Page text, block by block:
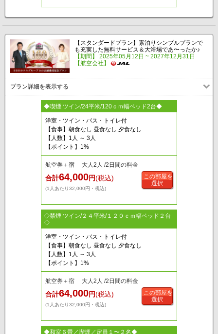
【スタンダードプラン】素泊りシンプルプランで
も充実した無料サービス＆大浴場であ〜ったか♪
【期間】 2025年05月12日 ~ 2027年12月31日
【航空会社】
プラン詳細を表示する
◆喫煙 ツイン/24平米/120ｃｍ幅ベッド2台◆
洋室・ツイン・バス・トイレ付
【食事】朝食なし 昼食なし 夕食なし
【人数】1人 ～ 3人
【ポイント】1%
航空券＋宿 大人2人 /2日間の料金
合計64,000円(税込)
(1人あたり32,000円・税込)
この部屋を
選択
◇禁煙 ツイン/２４平米/１２０ｃｍ幅ベッド２台
◇
洋室・ツイン・バス・トイレ付
【食事】朝食なし 昼食なし 夕食なし
【人数】1人 ～ 3人
【ポイント】1%
航空券＋宿 大人2人 /2日間の料金
合計64,000円(税込)
(1人あたり32,000円・税込)
この部屋を
選択
◆和室６畳／喫煙／定員１〜２名◆